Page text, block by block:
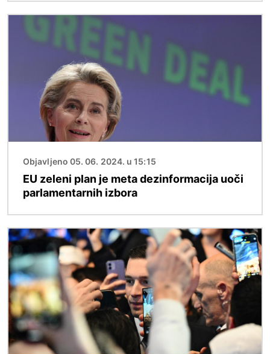
Objavljeno 05. 06. 2024. u 15:15
EU zeleni plan je meta dezinformacija uoči
parlamentarnih izbora
Slika